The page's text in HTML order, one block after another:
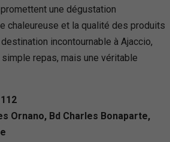
une dégustation
chaleureuse et la qualité des produits
incontournable à Ajaccio,
repas, mais une véritable
Ornano, Bd Charles Bonaparte,